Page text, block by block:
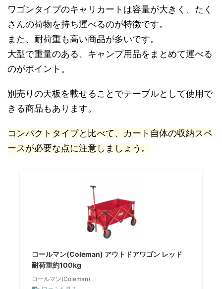
ワゴンタイプのキャリカートは容量が大きく、たく
さんの荷物を持ち運べるのが特徴です。
また、耐荷重も高い商品が多いです。
大型で重量のある、キャンプ用品をまとめて運べる
のがポイント。
別売りの天板を載せることでテーブルとして使用で
きる商品もあります。
コンパクトタイプと比べて、カート自体の収納スペ
ースが必要な点に注意しましょう。
コールマン(Coleman) アウトドアワゴン レッド
耐荷重約100kg
コールマン(Coleman)